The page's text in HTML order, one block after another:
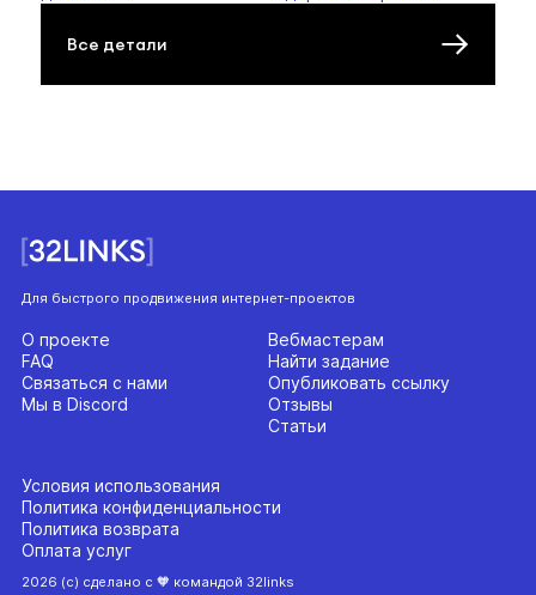
Все детали
Для быстрого продвижения интернет-проектов
Вебмастерам
Найти задание
Опубликовать ссылку
Отзывы
Статьи
О проекте
FAQ
Связаться с нами
Мы в Discord
Условия использования
Политика конфиденциальности
Политика возврата
Оплата услуг
2026 (с) сделано с 🧡 командой 32links